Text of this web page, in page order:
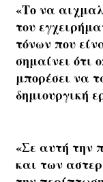
«Το να
του
τόνων που
σημαίνει ότι
μπορέσει να
δημιουργική
«Σε αυτή την
και των